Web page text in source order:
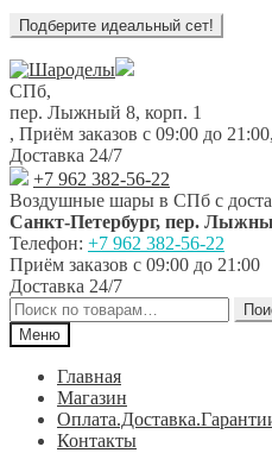
Перейти
к
навигации
Перейти
к
содержимому
СПб,
пер. Лыжный 8, корп. 1
, Приём заказов с 09:00 до 21:00,
Доставка 24/7
+7 962 382-56-22
Воздушные шары в СПб с
Санкт-Петербург, пер.
Телефон: +7 962 382-56-22
Приём заказов с 09:00 до 21:00
Доставка 24/7
Искать:
Меню
Главная
Магазин
Контакты